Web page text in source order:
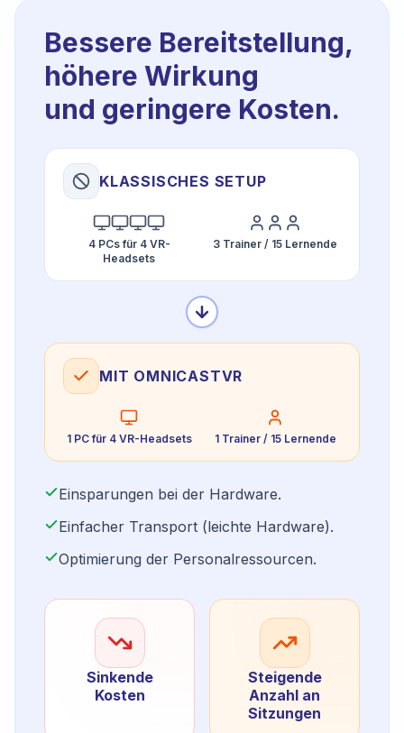
Bessere Bereitstellung,
höhere Wirkung
und geringere Kosten.
KLASSISCHES SETUP
4 PCs für 4 VR-
Headsets
3 Trainer / 15 Lernende
MIT OMNICASTVR
1 PC für 4 VR-Headsets 1 Trainer / 15 Lernende
Einsparungen bei der Hardware.
Einfacher Transport (leichte Hardware).
Optimierung der Personalressourcen.
Sinkende
Kosten
Steigende
Anzahl an
Sitzungen